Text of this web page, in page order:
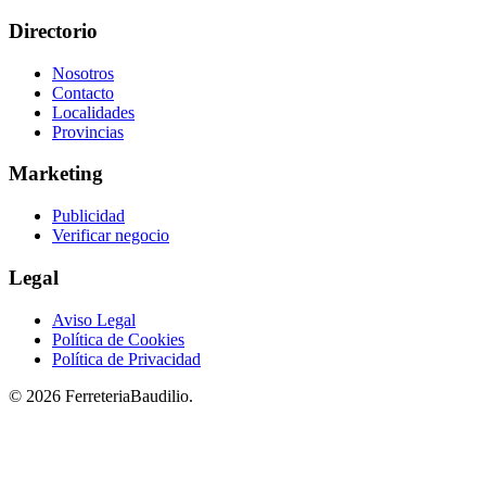
Directorio
Nosotros
Contacto
Localidades
Provincias
Marketing
Publicidad
Verificar negocio
Legal
Aviso Legal
Política de Cookies
Política de Privacidad
© 2026 FerreteriaBaudilio.